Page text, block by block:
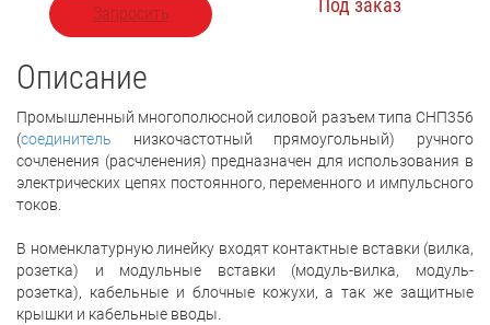
Запросить
Под заказ
Описание
Промышленный многополюсной силовой разъем типа СНП356
(соединитель низкочастотный прямоугольный) ручного
сочленения (расчленения) предназначен для использования в
электрических цепях постоянного, переменного и импульсного
токов.
В номенклатурную линейку входят контактные вставки (вилка,
розетка) и модульные вставки (модуль-вилка, модуль-
розетка), кабельные и блочные кожухи, а так же защитные
крышки и кабельные вводы.